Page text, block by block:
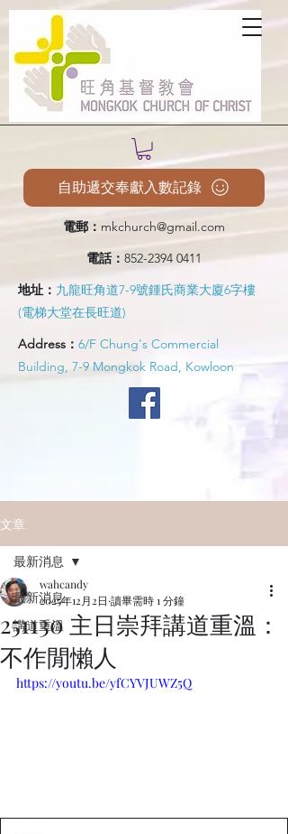
電郵： mkchurch@gmail.com
電話： 852-2394 0411
地址： 九龍旺角道7-9號鍾氏商業大廈6字樓
(電梯大堂在長旺道)
Address： 6/F Chung's Commercial
Building, 7-9 Mongkok Road, Kowloon
自助遞交奉獻入數記錄
文章
最新消息
講道重溫
最新消息
251130 主日崇拜講道重溫：
不作閒懶人
wahcandy
2025年12月2日 讀畢需時 1 分鐘
https://youtu.be/yfCYVJUWZ5Q